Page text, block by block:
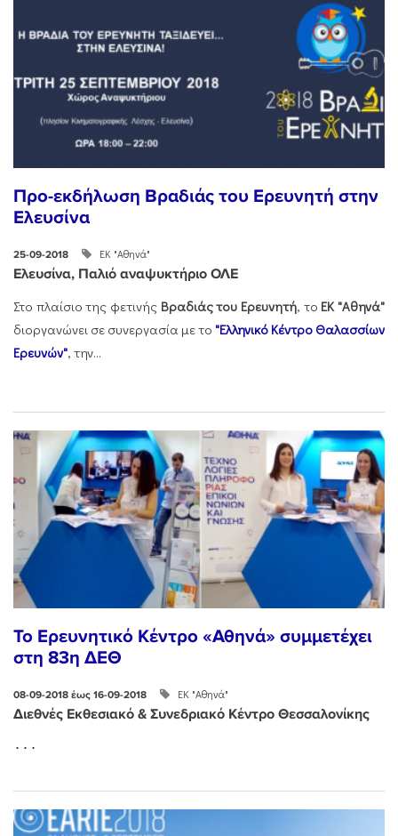
Προ-εκδήλωση Βραδιάς του Ερευνητή στην
Ελευσίνα
25-09-2018 ΕΚ "Αθηνά"
Ελευσίνα, Παλιό αναψυκτήριο ΟΛΕ
Στο πλαίσιο της φετινής Βραδιάς του Ερευνητή, το ΕΚ "Αθηνά"
διοργανώνει σε συνεργασία με το "Ελληνικό Κέντρο Θαλασσίων
Ερευνών", την...
Το Ερευνητικό Κέντρο «Αθηνά» συμμετέχει
στη 83η ΔΕΘ
08-09-2018 έως 16-09-2018 ΕΚ "Αθηνά"
Διεθνές Εκθεσιακό & Συνεδριακό Κέντρο Θεσσαλονίκης
...